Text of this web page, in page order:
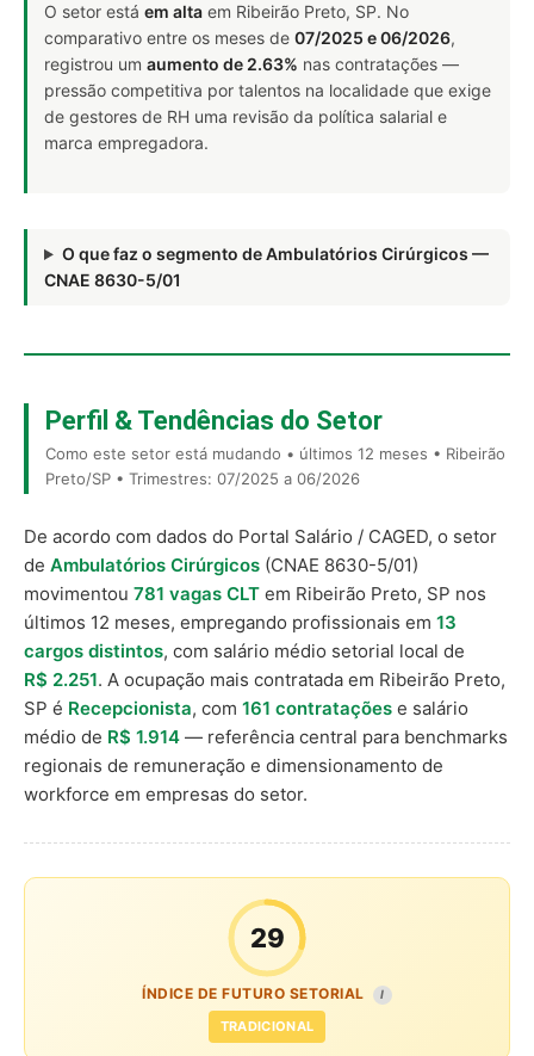
O setor está em alta em Ribeirão Preto, SP. No
comparativo entre os meses de 07/2025 e 06/2026,
registrou um aumento de 2.63% nas contratações —
pressão competitiva por talentos na localidade que exige
de gestores de RH uma revisão da política salarial e
marca empregadora.
O que faz o segmento de Ambulatórios Cirúrgicos —
CNAE 8630-5/01
Perfil & Tendências do Setor
Como este setor está mudando • últimos 12 meses • Ribeirão
Preto/SP • Trimestres: 07/2025 a 06/2026
De acordo com dados do Portal Salário / CAGED, o setor
de Ambulatórios Cirúrgicos (CNAE 8630-5/01)
movimentou 781 vagas CLT em Ribeirão Preto, SP nos
últimos 12 meses, empregando profissionais em 13
cargos distintos, com salário médio setorial local de
R$ 2.251. A ocupação mais contratada em Ribeirão Preto,
SP é Recepcionista, com 161 contratações e salário
médio de R$ 1.914 — referência central para benchmarks
regionais de remuneração e dimensionamento de
workforce em empresas do setor.
29
ÍNDICE DE FUTURO SETORIAL I
TRADICIONAL